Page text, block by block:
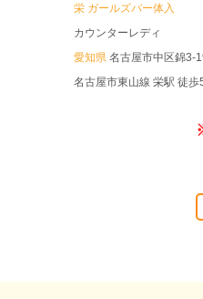
栄 ガールズバー体入
カウンターレディ
愛知県名古屋市中区錦3-
名古屋市東山線 栄駅 徒歩